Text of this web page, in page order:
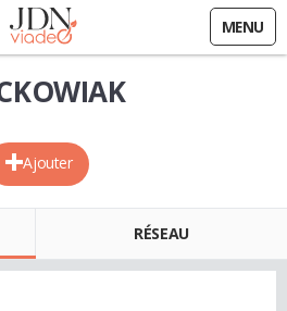
MENU
Ajouter
RÉSEAU